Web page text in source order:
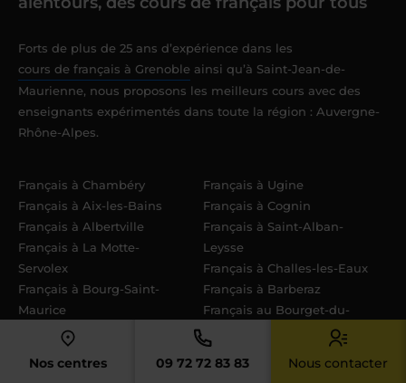
Nos centres 09 72 72 83 83 Nous contacter
Forts de plus de 25 ans d’expérience dans les
cours de français à Grenoble ainsi qu’à Saint-Jean-de-
Maurienne, nous proposons les meilleurs cours avec des
enseignants expérimentés dans toute la région : Auvergne-
Rhône-Alpes.
Français à Chambéry
Français à Aix-les-Bains
Français à Albertville
Français à La Motte-
Servolex
Français à Bourg-Saint-
Maurice
Français à La Ravoire
Français à Ugine
Français à Cognin
Français à Saint-Alban-
Leysse
Français à Challes-les-Eaux
Français à Barberaz
Français au Bourget-du-
Français à Jacob-
Français à Aime-la-Plagne